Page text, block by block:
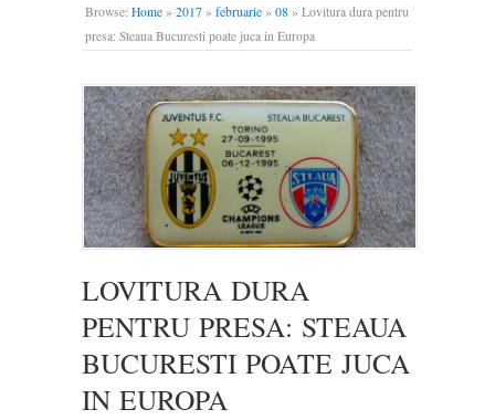
Browse: Home » 2017 » februarie » 08 » Lovitura dura pentru
presa: Steaua Bucuresti poate juca in Europa
LOVITURA DURA
PENTRU PRESA: STEAUA
BUCURESTI POATE JUCA
IN EUROPA